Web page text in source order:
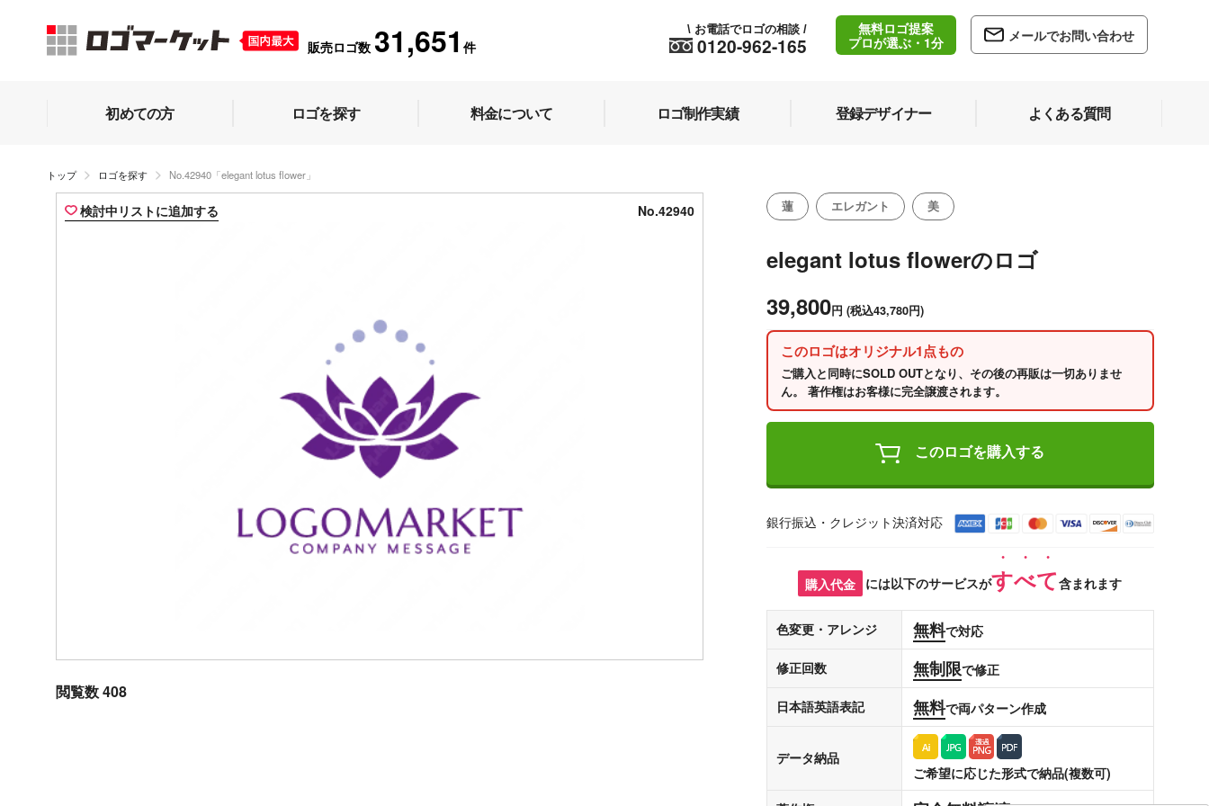
販売ロゴ数 31,651 件 0120-962-165
\ お電話でロゴの相談 /
無料ロゴ提案
プロが選ぶ・1分
メールでお問い合わせ
初めての方 ロゴを探す 料金について ロゴ制作実績 登録デザイナー よくある質問
トップ ロゴを探す No.42940「elegant lotus flower」
検討中リストに追加する No.42940
閲覧数 408
蓮 エレガント 美
elegant lotus flowerのロゴ
39,800円 (税込43,780円)
このロゴはオリジナル1点もの
ご購入と同時にSOLD OUTとなり、その後の再販は一切ありませ
ん。 著作権はお客様に完全譲渡されます。
このロゴを購入する
銀行振込・クレジット決済対応
購入代金 には以下のサービスがすべて含まれます
色変更・アレンジ 無料で対応
修正回数 無制限で修正
日本語英語表記 無料で両パターン作成
データ納品
ご希望に応じた形式で納品(複数可)